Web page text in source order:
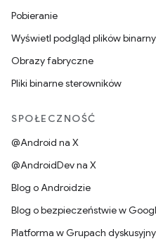
Pobieranie
Wyświetl podgląd plików
Obrazy fabryczne
Pliki binarne sterowników
SPOŁECZNOŚĆ
@Android na X
@AndroidDev na X
Blog o Androidzie
Blog o bezpieczeństwie w
Platforma w Grupach